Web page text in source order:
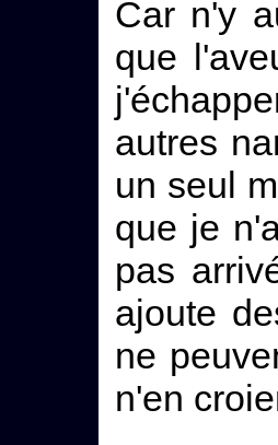
Car n'y
que
autres
un seul
que je
pas
ajoute
ne
n'en